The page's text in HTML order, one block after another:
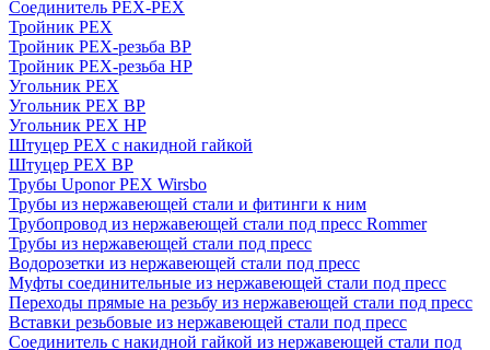
Соединитель PEX-PEX
Тройник PEX
Тройник PEX-резьба ВР
Тройник PEX-резьба НР
Угольник PEX
Угольник PEX ВР
Угольник PEX НР
Штуцер PEX c накидной гайкой
Штуцер PEX ВР
Трубы Uponor PEX Wirsbo
Трубы из нержавеющей стали и фитинги к ним
Трубопровод из нержавеющей стали под пресс Rommer
Трубы из нержавеющей стали под пресс
Водорозетки из нержавеющей стали под пресс
Муфты соединительные из нержавеющей стали под пресс
Переходы прямые на резьбу из нержавеющей стали под пресс
Вставки резьбовые из нержавеющей стали под пресс
Соединитель с накидной гайкой из нержавеющей стали под